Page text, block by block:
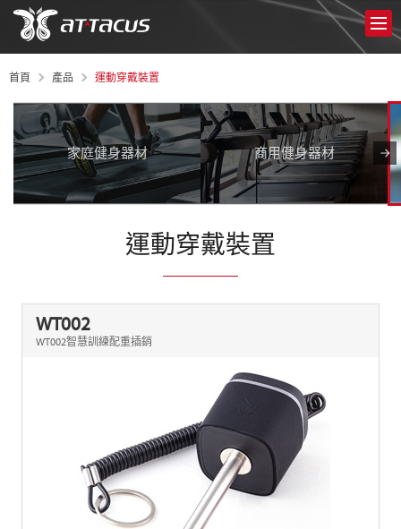
首頁 產品 運動穿戴裝置
家庭健身器材 商用健身器材
運動穿戴裝置
WT002
WT002智慧訓練配重插銷